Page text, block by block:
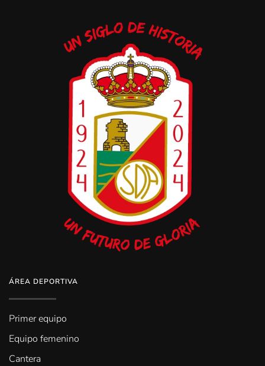
ÁREA DEPORTIVA
Primer equipo
Equipo femenino
Cantera